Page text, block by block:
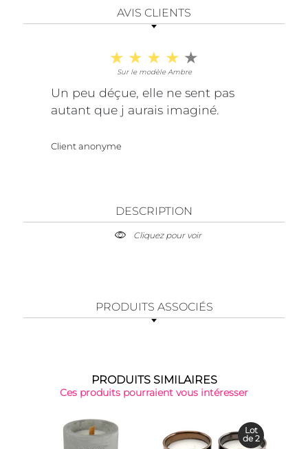
AVIS CLIENTS
Sur le modèle Ambre
Un peu déçue, elle ne sent pas
autant que j aurais imaginé.
Client anonyme
DESCRIPTION
Cliquez pour voir
PRODUITS ASSOCIÉS
PRODUITS SIMILAIRES
Ces produits pourraient vous intéresser
Lot
de 2